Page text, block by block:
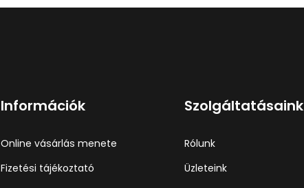
Információk
Online vásárlás menete
Fizetési tájékoztató
Szolgáltatásaink
Rólunk
Üzleteink